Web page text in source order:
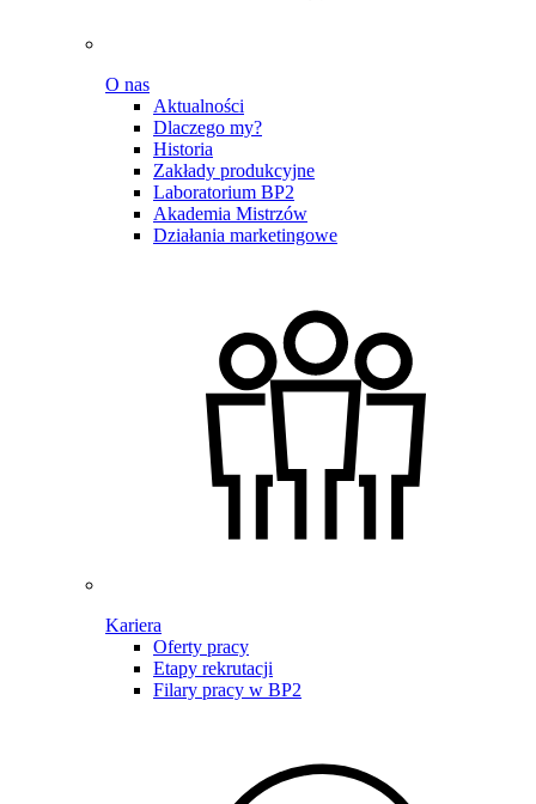
O nas
Aktualności
Dlaczego my?
Historia
Zakłady produkcyjne
Laboratorium BP2
Akademia Mistrzów
Działania marketingowe
Kariera
Oferty pracy
Etapy rekrutacji
Filary pracy w BP2